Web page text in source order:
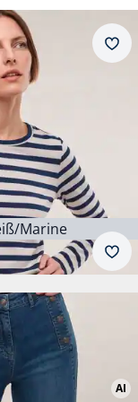
Rot
Schwarz
Weiß
AI